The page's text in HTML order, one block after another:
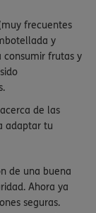
frecuentes
y
consumir frutas y
de las
adaptar tu
de una buena
Ahora ya
seguras.